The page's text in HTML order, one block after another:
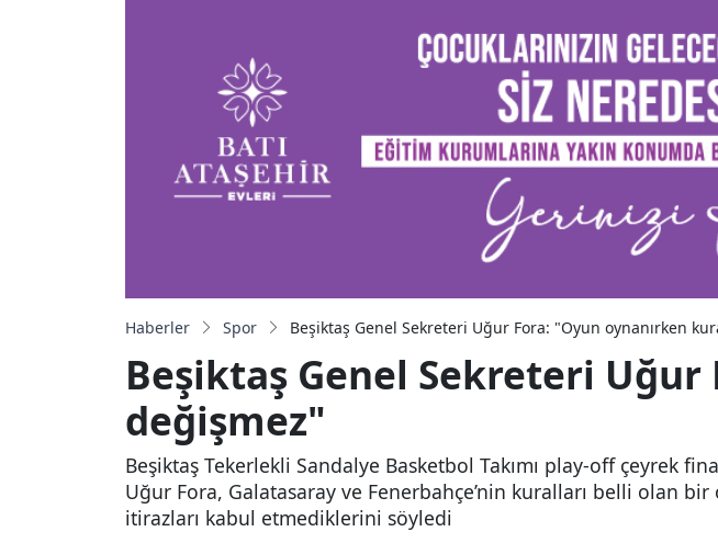
Haberler Spor Beşiktaş Genel Sekreteri Uğur Fora: "Oyun oynanırken
Beşiktaş Genel Sekreteri
değişmez"
Beşiktaş Tekerlekli Sandalye Basketbol Takımı play-off çeyrek
Uğur Fora, Galatasaray ve Fenerbahçe’nin kuralları belli olan
itirazları kabul etmediklerini söyledi